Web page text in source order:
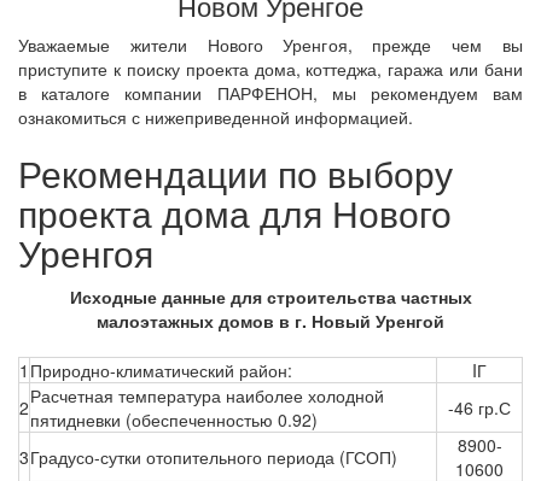
Уважаемые жители Нового Уренгоя, прежде чем вы
приступите к поиску проекта дома, коттеджа, гаража или бани
в каталоге компании ПАРФЕНОН, мы рекомендуем вам
ознакомиться с нижеприведенной информацией.
Рекомендации по выбору
проекта дома для Нового
Уренгоя
Исходные данные для строительства частных
малоэтажных домов в г. Новый Уренгой
1 Природно-климатический район:
IГ
2Расчетная температура наиболее холодной
пятидневки (обеспеченностью 0.92)
-46 гр.С
3Градусо-сутки отопительного периода (ГСОП)
8900-
10600